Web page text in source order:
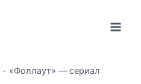
- «Фоллаут» — сериал